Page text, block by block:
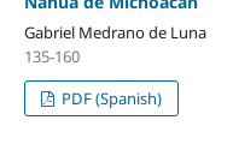
Gabriel Medrano de Luna
135-160
PDF (Spanish)